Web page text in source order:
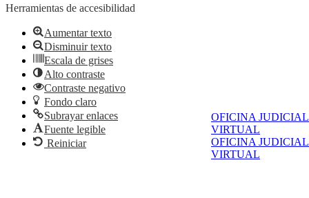
OFICINA JUDICIAL
VIRTUAL
OFICINA JUDICIAL
VIRTUAL
Herramientas de accesibilidad
Aumentar texto
Disminuir texto
Escala de grises
Alto contraste
Contraste negativo
Fondo claro
Subrayar enlaces
Fuente legible
Reiniciar